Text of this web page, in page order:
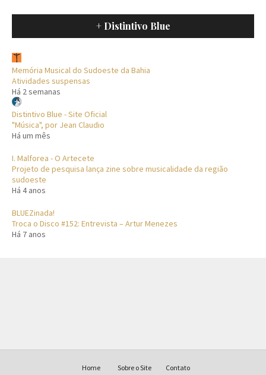
+ Distintivo Blue
Memória Musical do Sudoeste da Bahia
Atividades suspensas
Há 2 semanas
Distintivo Blue - Site Oficial
"Música", por Jean Claudio
Há um mês
I. Malforea - O Artecete
Projeto de pesquisa lança zine sobre musicalidade da região
sudoeste
Há 4 anos
BLUEZinada!
Troca o Disco #152: Entrevista – Artur Menezes
Há 7 anos
Home Sobre o Site Contato